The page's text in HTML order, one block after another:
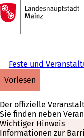
Inhalt anspringen
Zur
Startseite
Feste und
vorlesen
Der offizielle
Sie finden neben
Wichtiger Hinweis
Informationen zur